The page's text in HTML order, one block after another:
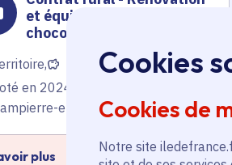
Cookies
Cookies de
Notre site
et équipement d’une
chocolaterie
,
Économie
en 2024
en-Yvelines (78)
plus